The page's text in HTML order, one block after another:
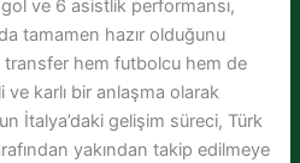
ve 6 asistlik performansı,
tamamen hazır olduğunu
transfer hem futbolcu hem de
karlı bir anlaşma olarak
İtalya’daki gelişim süreci, Türk
yakından takip edilmeye